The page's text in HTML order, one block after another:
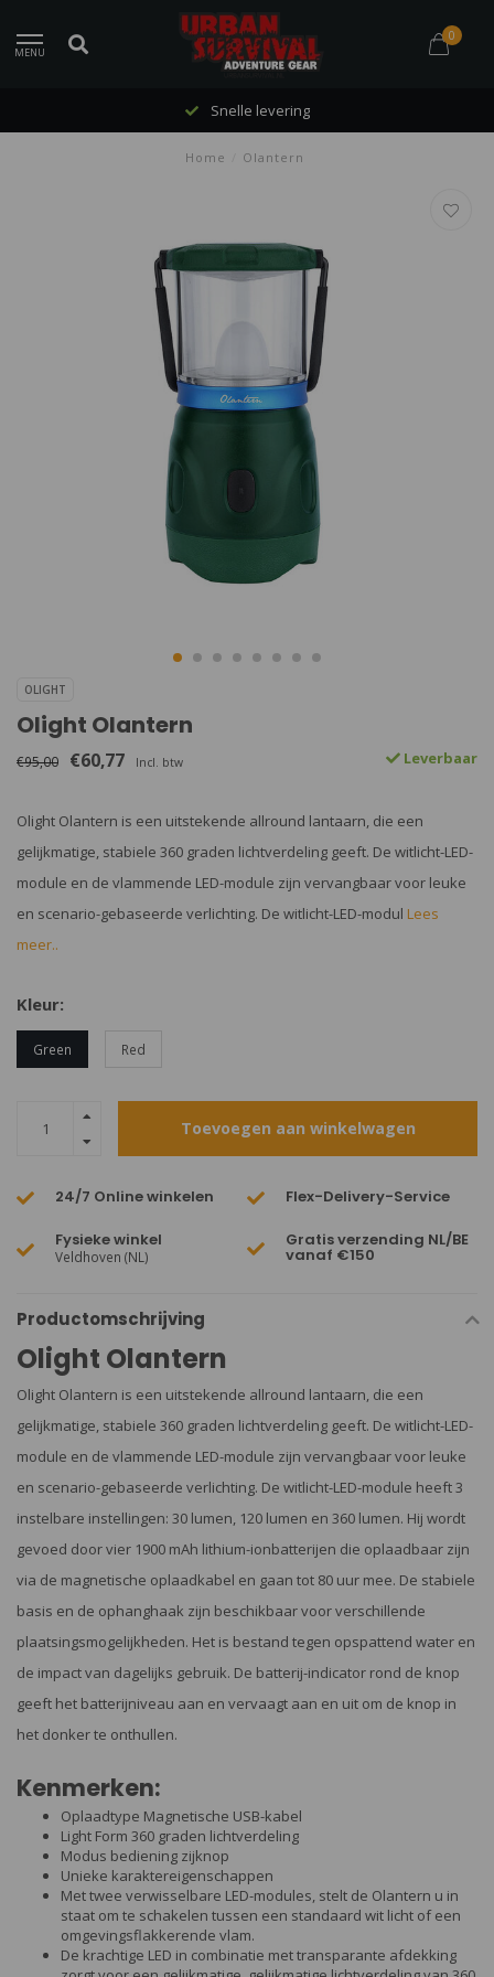
MENU
0
Snelle levering
Home Olantern
OLIGHT
Olight Olantern
€95,00 €60,77 Incl. btw Leverbaar
Olight Olantern is een uitstekende allround lantaarn, die een
gelijkmatige, stabiele 360 ​​graden lichtverdeling geeft. De witlicht-LED-
module en de vlammende LED-module zijn vervangbaar voor leuke
en scenario-gebaseerde verlichting. De witlicht-LED-modul Lees
meer..
Kleur:
Green Red
Toevoegen aan winkelwagen
24/7 Online winkelen Flex-Delivery-Service
Fysieke winkel
Veldhoven (NL)
Gratis verzending NL/BE
vanaf €150
Productomschrijving
Olight Olantern
Olight Olantern is een uitstekende allround lantaarn, die een
gelijkmatige, stabiele 360 ​​graden lichtverdeling geeft. De witlicht-LED-
module en de vlammende LED-module zijn vervangbaar voor leuke
en scenario-gebaseerde verlichting. De witlicht-LED-module heeft 3
instelbare instellingen: 30 lumen, 120 lumen en 360 lumen. Hij wordt
gevoed door vier 1900 mAh lithium-ionbatterijen die oplaadbaar zijn
via de magnetische oplaadkabel en gaan tot 80 uur mee. De stabiele
basis en de ophanghaak zijn beschikbaar voor verschillende
plaatsingsmogelijkheden. Het is bestand tegen opspattend water en
de impact van dagelijks gebruik. De batterij-indicator rond de knop
geeft het batterijniveau aan en vervaagt aan en uit om de knop in
het donker te onthullen.
Kenmerken:
Oplaadtype Magnetische USB-kabel
Light Form 360 graden lichtverdeling
Modus bediening zijknop
Unieke karaktereigenschappen
Met twee verwisselbare LED-modules, stelt de Olantern u in
staat om te schakelen tussen een standaard wit licht of een
omgevingsflakkerende vlam.
De krachtige LED in combinatie met transparante afdekking